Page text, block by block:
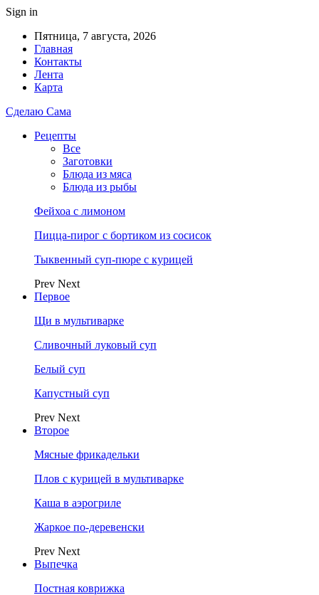
Sign in
Пятница, 7 августа, 2026
Главная
Контакты
Лента
Карта
Сделаю Сама
Рецепты
Все
Заготовки
Блюда из мяса
Блюда из рыбы
Фейхоа с лимоном
Пицца-пирог с бортиком из сосисок
Тыквенный суп-пюре с курицей
Prev Next
Первое
Щи в мультиварке
Сливочный луковый суп
Белый суп
Капустный суп
Prev Next
Второе
Мясные фрикадельки
Плов с курицей в мультиварке
Каша в аэрогриле
Жаркое по-деревенски
Prev Next
Выпечка
Постная коврижка